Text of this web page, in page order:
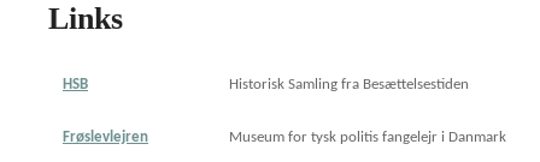
Links
HSB Historisk Samling fra Besættelsestiden
Frøslevlejren Museum for tysk politis fangelejr i Danmark